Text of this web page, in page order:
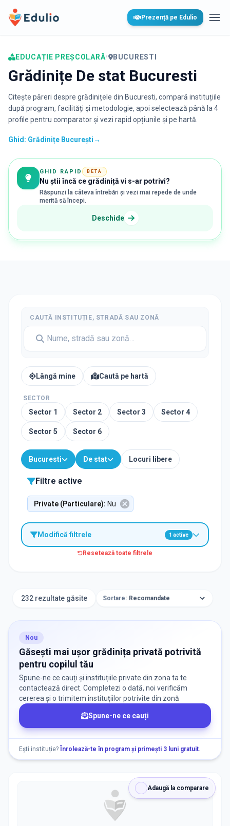
Edulio Prezență pe Edulio
EDUCAȚIE PREȘCOLARĂ• BUCURESTI
Grădinițe De stat Bucuresti
Citește păreri despre grădinițele din Bucuresti, compară instituțiile
după program, facilități și metodologie, apoi selectează până la 4
profile pentru comparator și vezi rapid opțiunile și pe hartă.
Ghid: Grădinițe București→
GHID RAPID BETA
Nu știi încă ce grădiniță vi s-ar potrivi?
Răspunzi la câteva întrebări și vezi mai repede de unde
merită să începi.
Deschide
CAUTĂ INSTITUȚIE, STRADĂ SAU ZONĂ
Lângă mine Caută pe hartă
SECTOR
Sector 1 Sector 2 Sector 3 Sector 4
Sector 5 Sector 6
Bucuresti De stat Locuri libere
Filtre active
Private (Particulare): Nu
Modifică filtrele 1 active
Resetează toate filtrele
DISPONIBILITATE
Nu există informații despre locuri libere
Nu există informații despre job-uri
232 rezultate găsite Sortare:
Nou
Găsești mai ușor grădinița privată potrivită
pentru copilul tău
Spune-ne ce cauți și instituțiile private din zona ta te
contactează direct. Completezi o dată, noi verificăm
cererea și o trimitem instituțiilor potrivite din zonă
Spune-ne ce cauți
Ești instituție? Înrolează-te în program și primești 3 luni gratuit.
Adaugă la comparare